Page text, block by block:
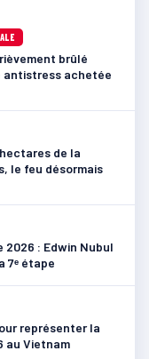
brûlé
antistress achetée
de la
le feu désormais
: Edwin Nubul
7ᵉ étape
représenter la
au Vietnam